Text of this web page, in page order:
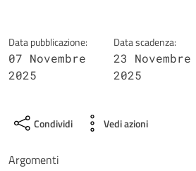
Data pubblicazione:
07 Novembre
2025
Data scadenza:
23 Novembre
2025
Condividi Vedi azioni
Argomenti